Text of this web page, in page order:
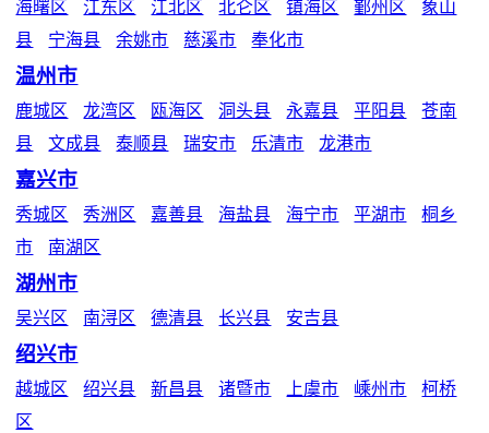
海曙区 江东区 江北区 北仑区 镇海区 鄞州区
象山
县
宁海县 余姚市 慈溪市 奉化市
温州市
鹿城区 龙湾区 瓯海区 洞头县 永嘉县 平阳县
苍南
县
文成县 泰顺县 瑞安市 乐清市 龙港市
嘉兴市
秀城区 秀洲区 嘉善县 海盐县 海宁市 平湖市
桐乡
市
南湖区
湖州市
吴兴区 南浔区 德清县 长兴县 安吉县
绍兴市
越城区 绍兴县 新昌县 诸暨市 上虞市 嵊州市
柯桥
区